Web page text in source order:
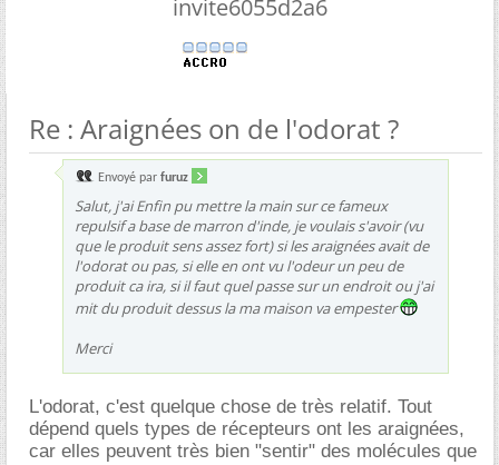
invite6055d2a6
Re : Araignées on de l'odorat ?
Envoyé par furuz
Salut, j'ai Enfin pu mettre la main sur ce fameux
repulsif a base de marron d'inde, je voulais s'avoir (vu
que le produit sens assez fort) si les araignées avait de
l'odorat ou pas, si elle en ont vu l'odeur un peu de
produit ca ira, si il faut quel passe sur un endroit ou j'ai
mit du produit dessus la ma maison va empester
Merci
L'odorat, c'est quelque chose de très relatif. Tout
dépend quels types de récepteurs ont les araignées,
car elles peuvent très bien "sentir" des molécules que